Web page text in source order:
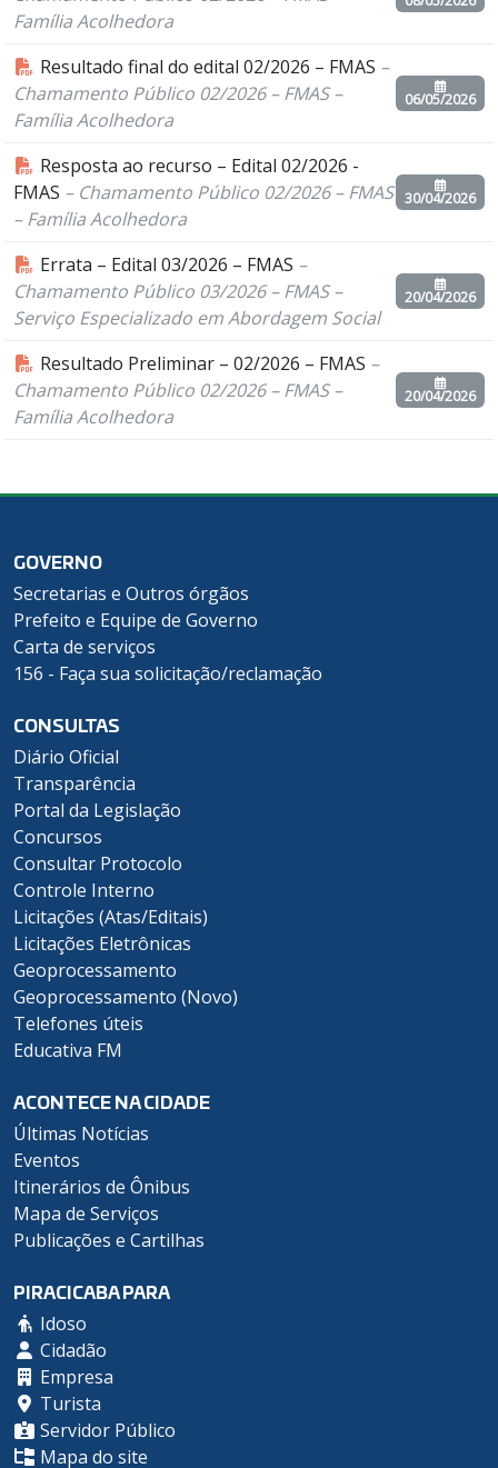
Família Acolhedora
Resultado final do edital 02/2026 – FMAS –
Chamamento Público 02/2026 – FMAS –
Família Acolhedora
06/05/2026
Resposta ao recurso – Edital 02/2026 -
FMAS – Chamamento Público 02/2026 – FMAS
– Família Acolhedora
30/04/2026
Errata – Edital 03/2026 – FMAS –
Chamamento Público 03/2026 – FMAS –
Serviço Especializado em Abordagem Social
20/04/2026
Resultado Preliminar – 02/2026 – FMAS –
Chamamento Público 02/2026 – FMAS –
Família Acolhedora
20/04/2026
GOVERNO
Secretarias e Outros órgãos
Prefeito e Equipe de Governo
Carta de serviços
156 - Faça sua solicitação/reclamação
CONSULTAS
Diário Oficial
Transparência
Portal da Legislação
Concursos
Consultar Protocolo
Controle Interno
Licitações (Atas/Editais)
Licitações Eletrônicas
Geoprocessamento
Geoprocessamento (Novo)
Telefones úteis
Educativa FM
ACONTECE NA CIDADE
Últimas Notícias
Eventos
Itinerários de Ônibus
Mapa de Serviços
Publicações e Cartilhas
PIRACICABA PARA
Idoso
Cidadão
Empresa
Turista
Servidor Público
Mapa do site